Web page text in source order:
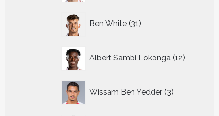
Ben White 31
producten
Albert Sambi Lokonga 12
Wissam Ben Yedder 3
producten